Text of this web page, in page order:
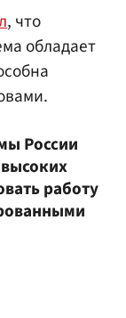
, что
обладает
России
работу